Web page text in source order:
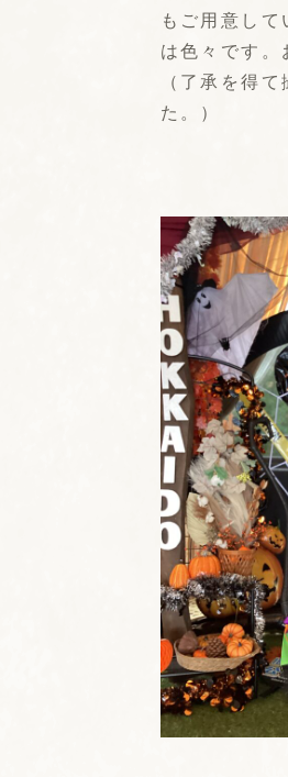
もご用意し
は色々です
（了承を得
た。）